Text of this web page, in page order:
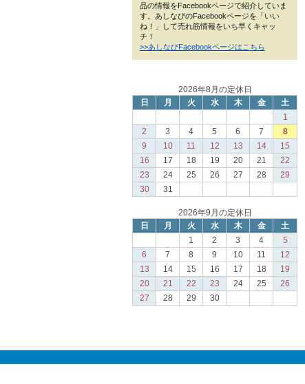
品の情報をFacebookページで紹介していま
す。あしなびのFacebookページを「いい
ね！」して売れ筋情報をいち早くキャッ
チ！
>>あしなびFacebookページはこちら
2026年8月の定休日
日
月 火 水 木 金
土
1
2
3 4 5 6 7
8
9
10 11 12 13 14
15
16
17 18 19 20 21
22
23
24 25 26 27 28
29
30
31
2026年9月の定休日
日
月 火 水 木 金
土
1
2 3 4
5
6
7 8 9 10 11
12
13
14 15 16 17 18
19
20
21 22 23 24 25
26
27
28 29 30